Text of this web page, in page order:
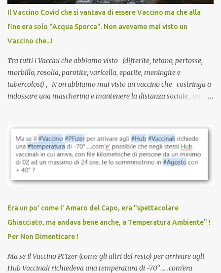
anche a persone sane, giovani, senza fattori di rischio, spesso già
serve una prescrizione. Non c’è diagnosi. Non c’è presa in carico.
L’unico atto richiesto è una fi...
Il Vaccino Covid che si vantava di essere Vaccino ma che alla
fine era solo "Acqua Sporca". Non avevamo mai visto un
Vaccino che...!
Tra tutti i Vaccini che abbiamo visto (difterite, tetano, pertosse,
morbillo, rosolia, parotite, varicella, epatite, meningite e
tubercolosi) , N on abbiamo mai visto un vaccino che costringa a
indossare una mascherina e mantenere la distanza sociale , anche
vaccinazione. Non avevamo mai sentito parlare di ricompense,
sconti, incentivi per vaccinarsi. Non avevamo mai visto
discriminazioni per coloro che non l’hanno fatto. Se non sei stato
vaccinato, nessuno aveva prima cercato di farti sentire una
persona cattiva. Non avevamo mai visto un vaccino che minacci le
vaccino usato per minacciare i mezzi di sussistenza, il lavoro o la
scuola. Non avevamo mai visto un vaccino che permettesse a un
dodicenne di ignorare il consenso dei genitori. Dopo tutti i vaccini
che abbiamo elencato sopra...
Era un po' come l' Amaro del Capo, era "spettacolare
Ghiacciato, ma andava bene anche, a Temperatura Ambiente" !
Per Non Dimenticare !
Ma se il Vaccino PFizer (come gli altri del resto) per arrivare agli
Hub Vaccinali richiedeva una temperatura di -70° ... .com'era